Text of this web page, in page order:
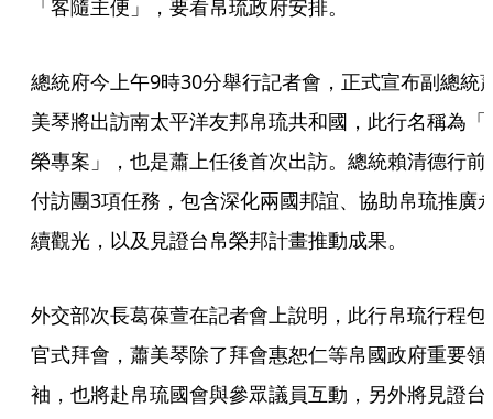
「客隨主便」，要看帛琉政府安排。
總統府今上午9時30分舉行記者會，正式宣布副總統
美琴將出訪南太平洋友邦帛琉共和國，此行名稱為「
榮專案」，也是蕭上任後首次出訪。總統賴清德行前
付訪團3項任務，包含深化兩國邦誼、協助帛琉推廣
續觀光，以及見證台帛榮邦計畫推動成果。
外交部次長葛葆萱在記者會上說明，此行帛琉行程包
官式拜會，蕭美琴除了拜會惠恕仁等帛國政府重要領
袖，也將赴帛琉國會與參眾議員互動，另外將見證台